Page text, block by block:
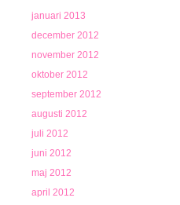
januari 2013
december 2012
november 2012
oktober 2012
september 2012
augusti 2012
juli 2012
juni 2012
maj 2012
april 2012